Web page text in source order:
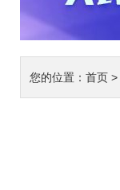
您的位置： 首页 >